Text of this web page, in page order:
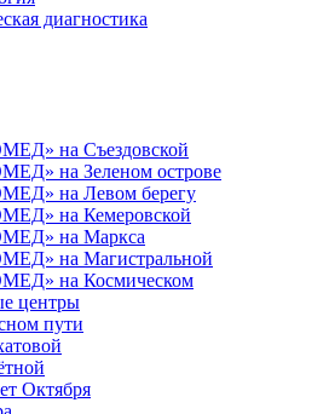
диагностика
на Съездовской
на Зеленом острове
на Левом берегу
на Кемеровской
на Маркса
на Магистральной
на Космическом
центры
пути
Октября